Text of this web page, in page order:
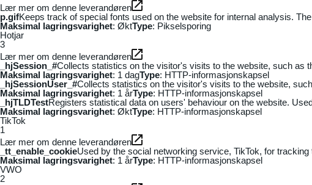
Lær mer om denne leverandøren
p.gifKeeps track of special fonts used on the website for internal analysis.
Maksimal lagringsvarighet: ØktType: Pikselsporing
Hotjar
3
Lær mer om denne leverandøren
_hjSession_#Collects statistics on the visitor's visits to the website, such as
Maksimal lagringsvarighet: 1 dagType: HTTP-informasjonskapsel
_hjSessionUser_#Collects statistics on the visitor's visits to the website,
Maksimal lagringsvarighet: 1 årType: HTTP-informasjonskapsel
_hjTLDTestRegisters statistical data on users' behaviour on the website.
Maksimal lagringsvarighet: ØktType: HTTP-informasjonskapsel
TikTok
1
Lær mer om denne leverandøren
_tt_enable_cookieUsed by the social networking service, TikTok, for
Maksimal lagringsvarighet: 1 årType: HTTP-informasjonskapsel
VWO
2